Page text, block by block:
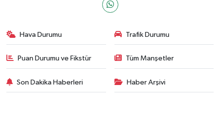
Hava Durumu Trafik Durumu
Puan Durumu ve Fikstür Tüm Manşetler
Son Dakika Haberleri Haber Arşivi